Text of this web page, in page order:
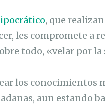
, que
les compromete a
todo, «velar por
los conocimientos
aun estando